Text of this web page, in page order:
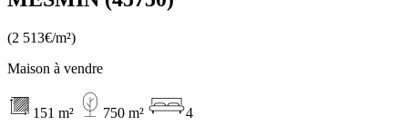
(2 513€/m²)
Maison à vendre
151 m² 750 m²
4